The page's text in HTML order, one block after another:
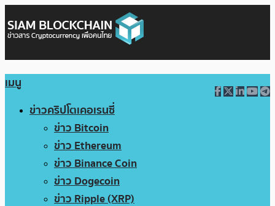
เมนู
ข่าวคริปโตเคอเรนซี่
ข่าว Bitcoin
ข่าว Ethereum
ข่าว Binance Coin
ข่าว Dogecoin
ข่าว Ripple (XRP)